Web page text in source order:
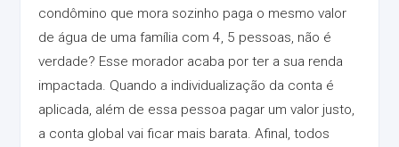
condômino que mora sozinho paga o mesmo valor
de água de uma família com 4, 5 pessoas, não é
verdade? Esse morador acaba por ter a sua renda
impactada. Quando a individualização da conta é
aplicada, além de essa pessoa pagar um valor justo,
a conta global vai ficar mais barata. Afinal, todos